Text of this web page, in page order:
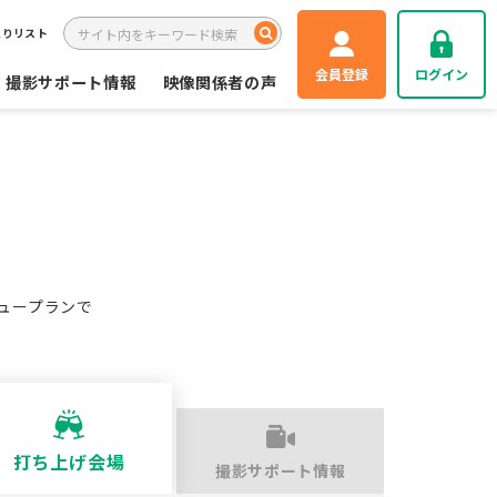
リスト
撮影サポート情報 映像関係者の声 会員登録 ログイン
ープランで
打ち上げ会場 撮影サポート情報